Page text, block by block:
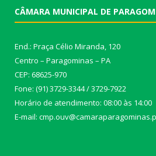
CÂMARA MUNICIPAL DE
End.: Praça Célio Miranda, 120
Centro – Paragominas – PA
CEP: 68625-970
Fone: (91) 3729-3344 / 3729-7922
Horário de atendimento: 08:00 às 14:00
E-mail: